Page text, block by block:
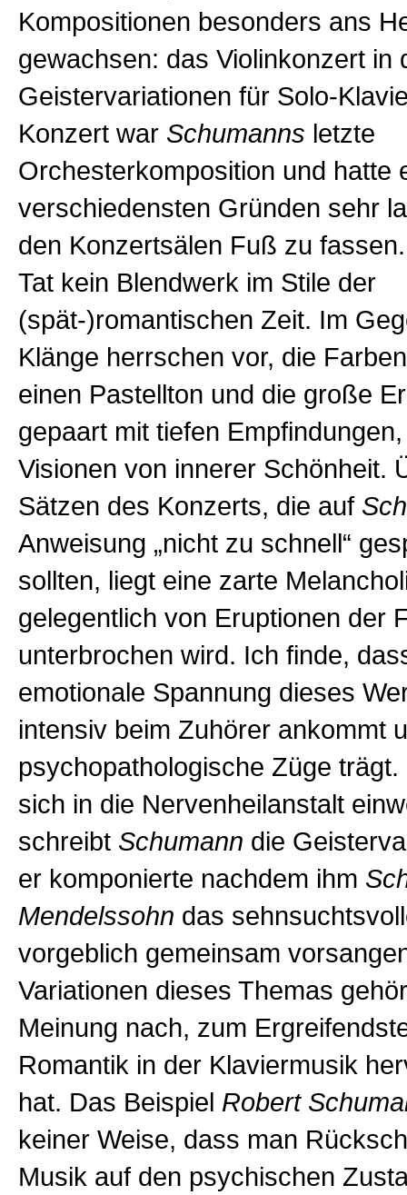
Kompositionen besonders ans
gewachsen: das Violinkonzert in
Geistervariationen für Solo-
Konzert war Schumanns letzte
Orchesterkomposition und hatte
verschiedensten Gründen sehr
den Konzertsälen Fuß zu
Tat kein Blendwerk im Stile der
(spät-)romantischen Zeit. Im
Klänge herrschen vor, die
einen Pastellton und die große
gepaart mit tiefen
Visionen von innerer Schönheit.
Sätzen des Konzerts, die auf
Anweisung „nicht zu schnell“
sollten, liegt eine zarte
gelegentlich von Eruptionen der
unterbrochen wird. Ich finde,
emotionale Spannung dieses
intensiv beim Zuhörer ankommt
psychopathologische Züge
sich in die Nervenheilanstalt
schreibt Schumann die
er komponierte nachdem ihm
Mendelssohn das
vorgeblich gemeinsam
Variationen dieses Themas
Meinung nach, zum
Romantik in der Klaviermusik
hat. Das Beispiel Robert
keiner Weise, dass man
Musik auf den psychischen